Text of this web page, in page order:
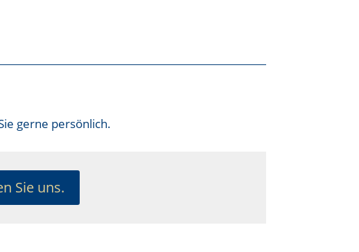
gerne persönlich.
Sie uns.